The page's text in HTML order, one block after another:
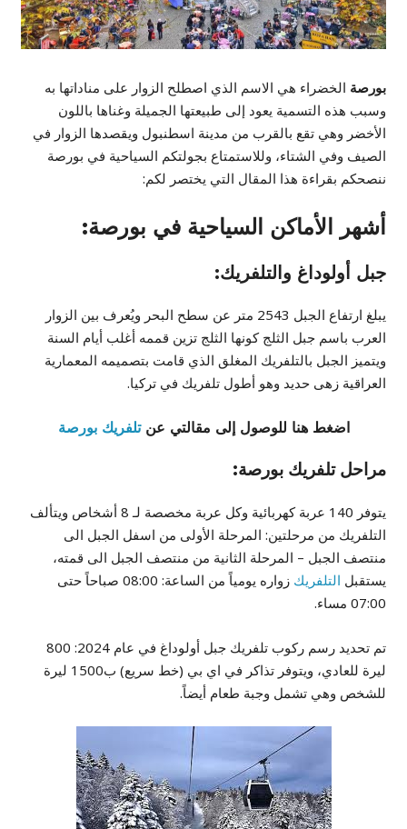
بورصة الخضراء هي الاسم الذي اصطلح الزوار على مناداتها به
وسبب هذه التسمية يعود إلى طبيعتها الجميلة وغناها باللون
الأخضر وهي تقع بالقرب من مدينة اسطنبول ويقصدها الزوار في
الصيف وفي الشتاء، وللاستمتاع بجولتكم السياحية في بورصة
ننصحكم بقراءة هذا المقال التي يختصر لكم:
أشهر الأماكن السياحية في بورصة:
جبل أولوداغ والتلفريك:
يبلغ ارتفاع الجبل 2543 متر عن سطح البحر ويُعرف بين الزوار
العرب باسم جبل الثلج كونها الثلج تزين قممه أغلب أيام السنة
ويتميز الجبل بالتلفريك المغلق الذي قامت بتصميمه المعمارية
العراقية زهى حديد وهو أطول تلفريك في تركيا.
اضغط هنا للوصول إلى مقالتي عنتلفريك بورصة
مراحل تلفريك بورصة:
يتوفر 140 عربة كهربائية وكل عربة مخصصة لـ 8 أشخاص ويتألف
التلفريك من مرحلتين: المرحلة الأولى من اسفل الجبل الى
منتصف الجبل – المرحلة الثانية من منتصف الجبل الى قمته،
يستقبل التلفريك
زواره يومياً من الساعة: 08:00 صباحاً حتى
07:00 مساء.
تم تحديد رسم ركوب تلفريك جبل أولوداغ في عام 2024: 800
ليرة للعادي، ويتوفر تذاكر في اي بي (خط سريع) ب1500 ليرة
للشخص وهي تشمل وجبة طعام أيضاً.